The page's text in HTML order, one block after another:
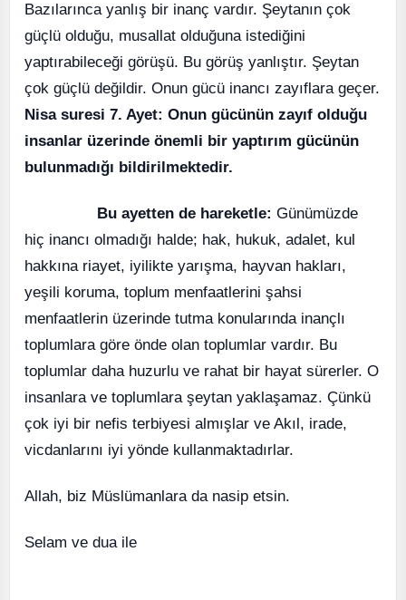
Bazılarınca yanlış bir inanç vardır. Şeytanın çok
güçlü olduğu, musallat olduğuna istediğini
yaptırabileceği görüşü. Bu görüş yanlıştır. Şeytan
çok güçlü değildir. Onun gücü inancı zayıflara geçer.
Nisa suresi 7. Ayet: Onun gücünün zayıf olduğu
insanlar üzerinde önemli bir yaptırım gücünün
bulunmadığı bildirilmektedir.
Bu ayetten de hareketle: Günümüzde
hiç inancı olmadığı halde; hak, hukuk, adalet, kul
hakkına riayet, iyilikte yarışma, hayvan hakları,
yeşili koruma, toplum menfaatlerini şahsi
menfaatlerin üzerinde tutma konularında inançlı
toplumlara göre önde olan toplumlar vardır. Bu
toplumlar daha huzurlu ve rahat bir hayat sürerler. O
insanlara ve toplumlara şeytan yaklaşamaz. Çünkü
çok iyi bir nefis terbiyesi almışlar ve Akıl, irade,
vicdanlarını iyi yönde kullanmaktadırlar.
Allah, biz Müslümanlara da nasip etsin.
Selam ve dua ile